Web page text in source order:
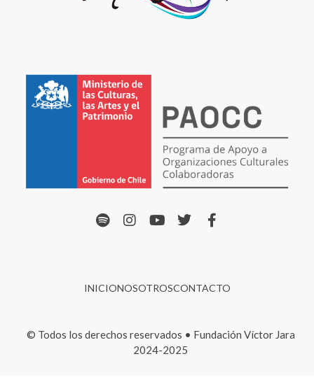
INICIONOSOTROSCONTACTO
© Todos los derechos reservados • Fundación Víctor Jara
2024-2025